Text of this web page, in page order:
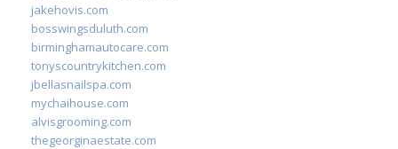
jakehovis.com
bosswingsduluth.com
birminghamautocare.com
tonyscountrykitchen.com
jbellasnailspa.com
mychaihouse.com
alvisgrooming.com
thegeorginaestate.com